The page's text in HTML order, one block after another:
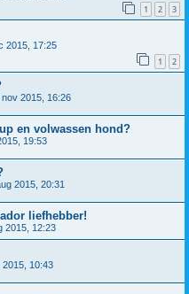
1 2 3
2015, 17:25
1 2
nov 2015, 16:26
en volwassen hond?
19:53
2015, 20:31
liefhebber!
2015, 12:23
2015, 10:43